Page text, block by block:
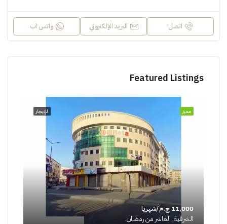
اتصل البريد الإلكتروني واتس اب
Featured Listings
للإيجار مميز
11,000 ج.م/شهريا
الشرقية, العاشر من رمضان.